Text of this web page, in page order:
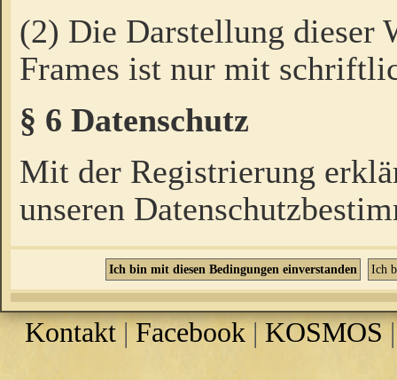
(2) Die Darstellung dieser
Frames ist nur mit
§ 6 Datenschutz
Mit der Registrierung
unseren
Kontakt |Facebook | KOSMOS